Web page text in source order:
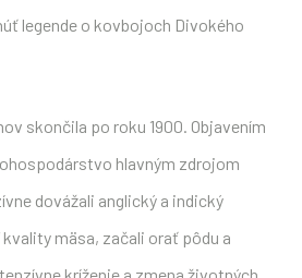
legende o kovbojoch Divokého
skončila po roku 1900. Objavením
hlavným zdrojom
dovážali anglický a indický
kvality mäsa, začali orať pôdu a